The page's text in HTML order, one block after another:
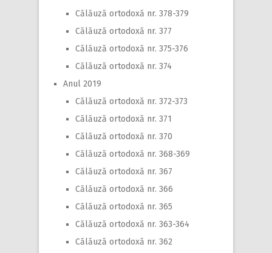
Călăuză ortodoxă nr. 378-379
Călăuză ortodoxă nr. 377
Călăuză ortodoxă nr. 375-376
Călăuză ortodoxă nr. 374
Anul 2019
Călăuză ortodoxă nr. 372-373
Călăuză ortodoxă nr. 371
Călăuză ortodoxă nr. 370
Călăuză ortodoxă nr. 368-369
Călăuză ortodoxă nr. 367
Călăuză ortodoxă nr. 366
Călăuză ortodoxă nr. 365
Călăuză ortodoxă nr. 363-364
Călăuză ortodoxă nr. 362